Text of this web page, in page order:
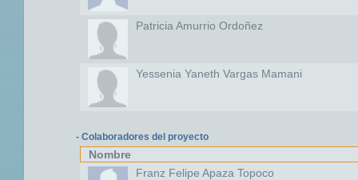
Patricia Amurrio Ordoñez
Yessenia Yaneth Vargas Mamani
- Colaboradores del proyecto
Nombre
Franz Felipe Apaza Topoco